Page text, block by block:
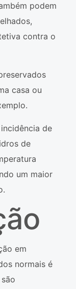
podem
contra o
casa ou
de
de
um maior
em
normais é